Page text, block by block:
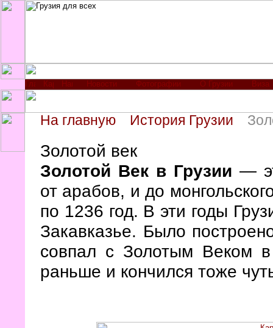
Новости Фотографии О Грузии Виза
На главную История Грузии
Золотой век
Золотой Век в Грузии —
от арабов, и до
по 1236 год. В эти годы
Закавказье. Было
совпал с Золотым Веком
раньше и кончился тоже